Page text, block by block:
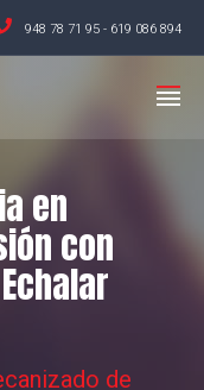
948 78 71 95 - 619 086 894
en
con
de